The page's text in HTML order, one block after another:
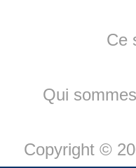
Ce
Qui
Copyright ©